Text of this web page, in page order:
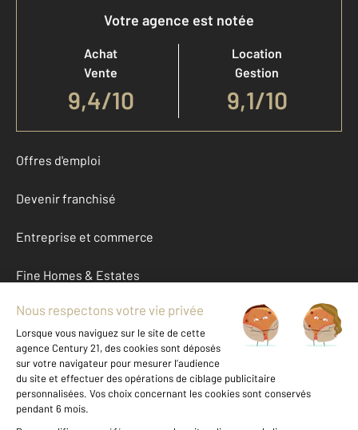
Votre agence est notée
Achat
Vente
9,4/10
Location
Gestion
9,1/10
Offres d'emploi
Devenir franchisé
Entreprise et commerce
Fine Homes & Estates
À propos
International
Nous contacter